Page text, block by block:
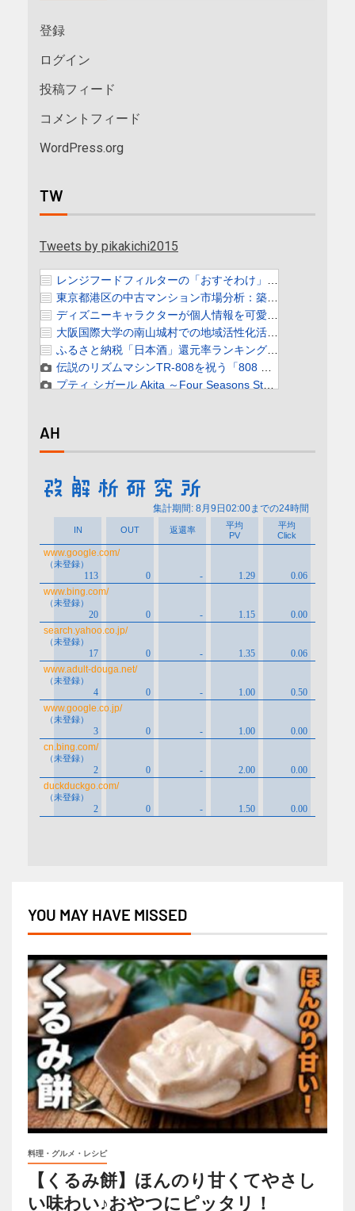
登録
ログイン
投稿フィード
コメントフィード
WordPress.org
TW
Tweets by pikakichi2015
AH
YOU MAY HAVE MISSED
料理・グルメ・レシピ
【くるみ餅】ほんのり甘くてやさし
い味わい♪おやつにピッタリ！